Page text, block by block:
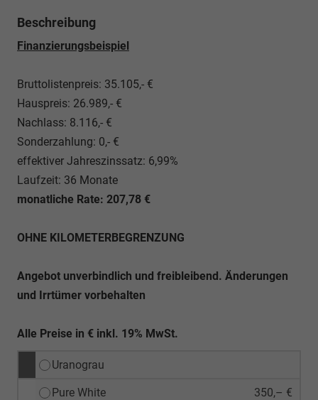
Beschreibung
Finanzierungsbeispiel
Bruttolistenpreis: 35.105,- €
Hauspreis: 26.989,- €
Nachlass: 8.116,- €
Sonderzahlung: 0,- €
effektiver Jahreszinssatz: 6,99%
Laufzeit: 36 Monate
monatliche Rate: 207,78 €
OHNE KILOMETERBEGRENZUNG
Angebot unverbindlich und freibleibend. Änderungen
und Irrtümer vorbehalten
Alle Preise in € inkl. 19% MwSt.
Uranograu
Pure White 350,– €